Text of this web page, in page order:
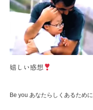
嬉しい感想
Be you あなたらしくあるために